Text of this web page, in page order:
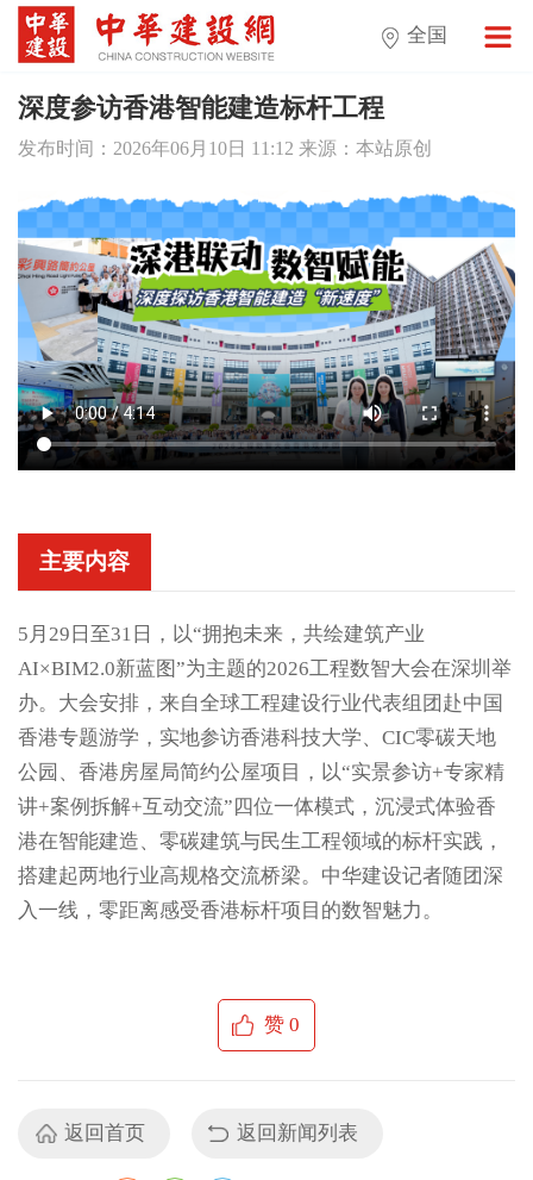
全国
深度参访香港智能建造标杆工程
发布时间：2026年06月10日 11:12 来源：本站原创
主要内容
5月29日至31日，以“拥抱未来，共绘建筑产业
AI×BIM2.0新蓝图”为主题的2026工程数智大会在深圳举
办。大会安排，来自全球工程建设行业代表组团赴中国
香港专题游学，实地参访香港科技大学、CIC零碳天地
公园、香港房屋局简约公屋项目，以“实景参访+专家精
讲+案例拆解+互动交流”四位一体模式，沉浸式体验香
港在智能建造、零碳建筑与民生工程领域的标杆实践，
搭建起两地行业高规格交流桥梁。中华建设记者随团深
入一线，零距离感受香港标杆项目的数智魅力。
赞0
返回首页 返回新闻列表